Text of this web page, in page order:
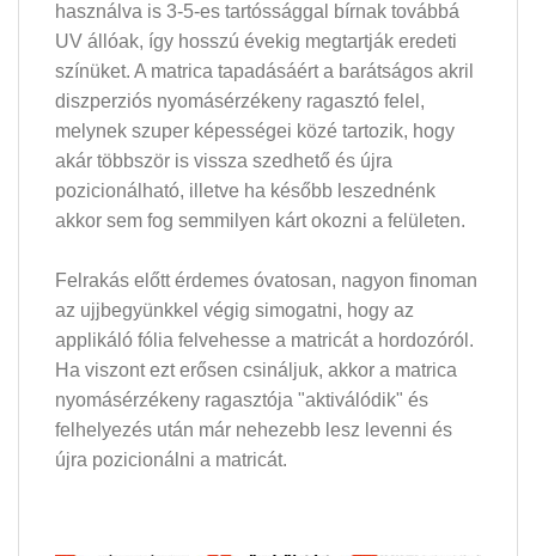
használva is 3-5-es tartóssággal bírnak továbbá
UV állóak, így hosszú évekig megtartják eredeti
színüket. A matrica tapadásáért a barátságos akril
diszperziós nyomásérzékeny ragasztó felel,
melynek szuper képességei közé tartozik, hogy
akár többször is vissza szedhető és újra
pozicionálható, illetve ha később leszednénk
akkor sem fog semmilyen kárt okozni a felületen.
Felrakás előtt érdemes óvatosan, nagyon finoman
az ujjbegyünkkel végig simogatni, hogy az
applikáló fólia felvehesse a matricát a hordozóról.
Ha viszont ezt erősen csináljuk, akkor a matrica
nyomásérzékeny ragasztója "aktiválódik" és
felhelyezés után már nehezebb lesz levenni és
újra pozicionálni a matricát.